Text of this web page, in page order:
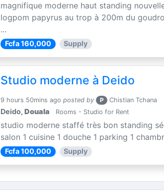
magnifique moderne haut standing
logpom papyrus au trop à 200m du
...
Fcfa 160,000 Supply
Studio moderne à Deido
9 hours 50mins ago posted by P Chistian Tchana
Deido,Douala Rooms - Studio for Rent
studio moderne staffé très bon standing
salon 1 cuisine 1 douche 1 parking 1
Fcfa 100,000 Supply